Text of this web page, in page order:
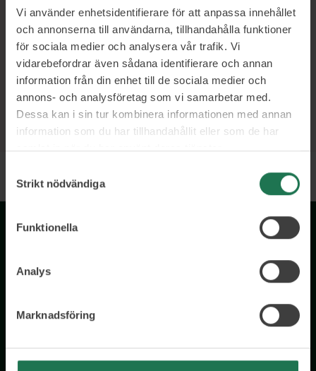
Vi använder enhetsidentifierare för att anpassa innehållet
och annonserna till användarna, tillhandahålla funktioner
för sociala medier och analysera vår trafik. Vi
vidarebefordrar även sådana identifierare och annan
information från din enhet till de sociala medier och
annons- och analysföretag som vi samarbetar med.
Dessa kan i sin tur kombinera informationen med annan
information som du har tillhandahållit eller som de har
samlat in när du har använt deras tjänster.
Strikt nödvändiga
Funktionella
Analys
Marknadsföring